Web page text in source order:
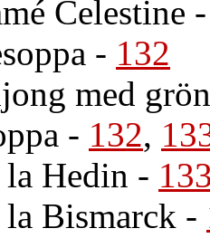
Celestine
- 132
med
- 132,
la Hedin -
la Bismarck -